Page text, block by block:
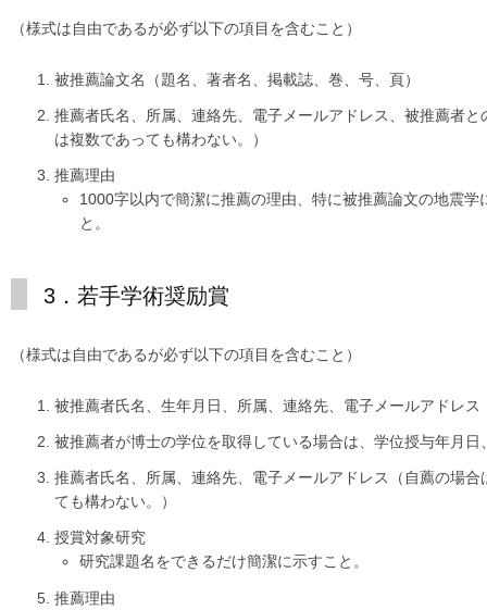
（様式は自由であるが必ず以下の項目を含むこと）
被推薦論文名（題名、著者名、掲載誌、巻、号、頁）
推薦者氏名、所属、連絡先、電子メールアドレス、被推薦者
は複数であっても構わない。）
推薦理由
1000字以内で簡潔に推薦の理由、特に被推薦論文の地震
と。
3．若手学術奨励賞
（様式は自由であるが必ず以下の項目を含むこと）
被推薦者氏名、生年月日、所属、連絡先、電子メールアドレス
被推薦者が博士の学位を取得している場合は、学位授与年月
推薦者氏名、所属、連絡先、電子メールアドレス（自薦の場
ても構わない。）
授賞対象研究
研究課題名をできるだけ簡潔に示すこと。
推薦理由